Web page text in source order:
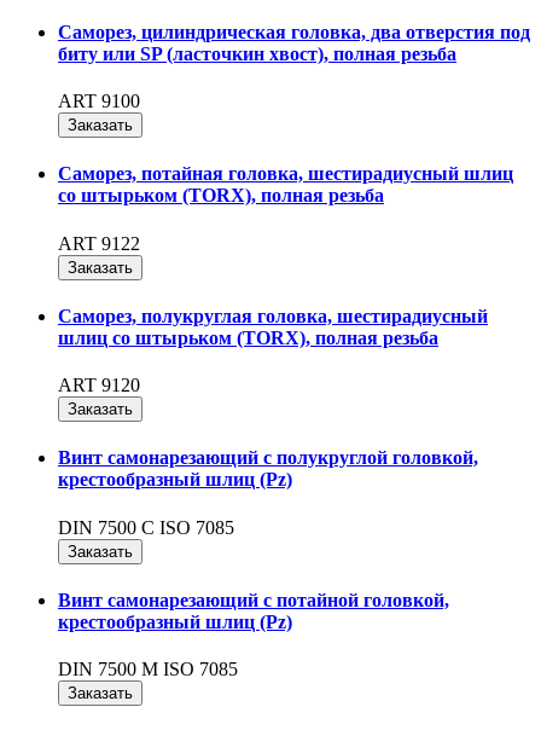
Саморез, цилиндрическая головка, два отверстия под
биту или SP (ласточкин хвост), полная резьба
ART 9100
Заказать
Саморез, потайная головка, шестирадиусный шлиц
со штырьком (TORX), полная резьба
ART 9122
Заказать
Саморез, полукруглая головка, шестирадиусный
шлиц со штырьком (TORX), полная резьба
ART 9120
Заказать
Винт самонарезающий с полукруглой головкой,
крестообразный шлиц (Pz)
DIN 7500 C ISO 7085
Заказать
Винт самонарезающий с потайной головкой,
крестообразный шлиц (Pz)
DIN 7500 M ISO 7085
Заказать